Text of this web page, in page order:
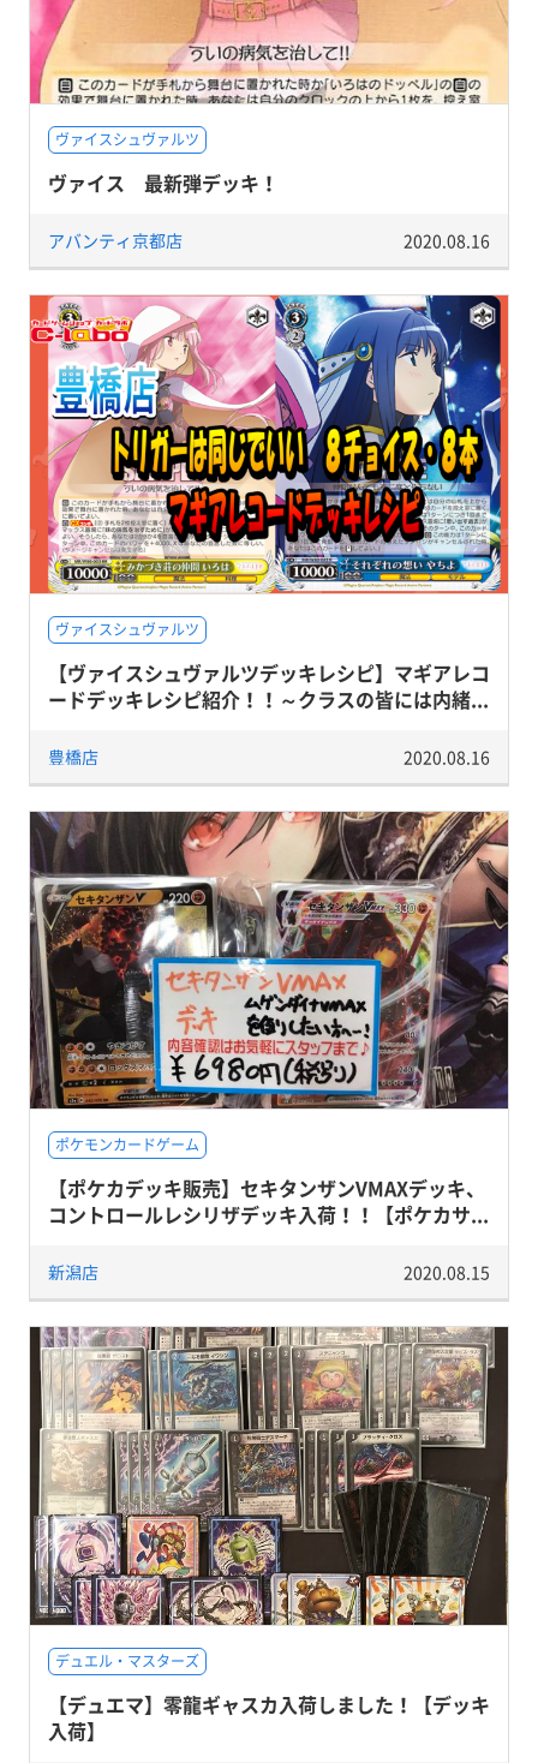
ヴァイスシュヴァルツ
ヴァイス 最新弾デッキ！
アバンティ京都店 2020.08.16
ヴァイスシュヴァルツ
【ヴァイスシュヴァルツデッキレシピ】マギアレコ
ードデッキレシピ紹介！！～クラスの皆には内緒...
豊橋店 2020.08.16
ポケモンカードゲーム
【ポケカデッキ販売】セキタンザンVMAXデッキ、
コントロールレシリザデッキ入荷！！【ポケカサ...
新潟店 2020.08.15
デュエル・マスターズ
【デュエマ】零龍ギャスカ入荷しました！【デッキ
入荷】